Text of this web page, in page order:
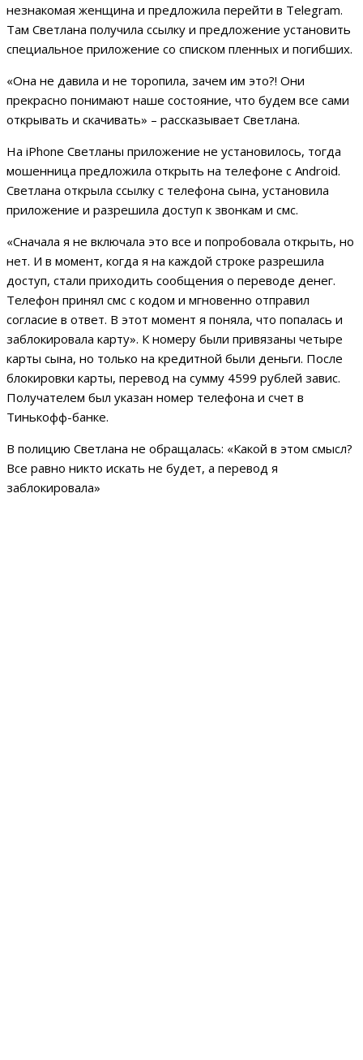
незнакомая женщина и предложила перейти в Telegram.
Там Светлана получила ссылку и предложение установить
специальное приложение со списком пленных и погибших.
«Она не давила и не торопила, зачем им это?! Они
прекрасно понимают наше состояние, что будем все сами
открывать и скачивать» – рассказывает Светлана.
На iPhone Светланы приложение не установилось, тогда
мошенница предложила открыть на телефоне с Android.
Светлана открыла ссылку с телефона сына, установила
приложение и разрешила доступ к звонкам и смс.
«Сначала я не включала это все и попробовала открыть, но
нет. И в момент, когда я на каждой строке разрешила
доступ, стали приходить сообщения о переводе денег.
Телефон принял смс с кодом и мгновенно отправил
согласие в ответ. В этот момент я поняла, что попалась и
заблокировала карту». К номеру были привязаны четыре
карты сына, но только на кредитной были деньги. После
блокировки карты, перевод на сумму 4599 рублей завис.
Получателем был указан номер телефона и счет в
Тинькофф-банке.
В полицию Светлана не обращалась: «Какой в этом смысл?
Все равно никто искать не будет, а перевод я
заблокировала»